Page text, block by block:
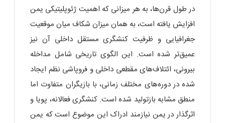
در طول قرن‌ها، به هر میزانی که اهمیت ژئوپلیتیکی یمن
افزایش یافته است، به همان میزان شکاف میان موقعیت
جغرافیایی و ظرفیت کنشگری مستقل داخلی آن نیز
عمیق‌تر شده است. این الگوی تاریخی شامل مداخله
بیرونی، ائتلاف‌های مقطعی داخلی و فروپاشی نظم ایجاد
شده در دوره‌های مختلف زمانی، با بازیگران متفاوت اما
منطق مشابه بازتولید شده است. کنشگری فعالانه، پویا و
اثرگذار در یمن نیازمند ادراک این موضوع است که یمن